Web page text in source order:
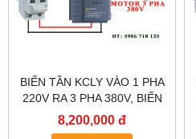
BIẾN TẦN KCLY VÀO 1 PHA
220V RA 3 PHA 380V, BIẾN
TẦN KCLY KOC600-011GT3-
B
8,200,000 đ